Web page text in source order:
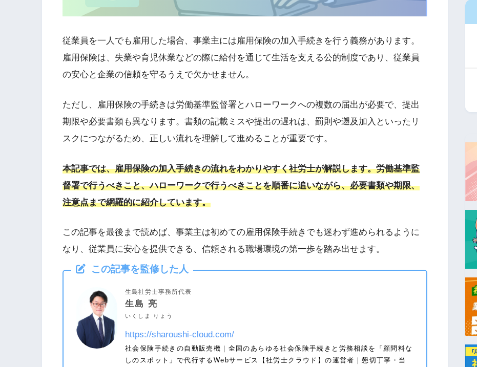
従業員を一人でも雇用した場合、事業主には雇用保険の加入手続きを行う義務があります。
雇用保険は、失業や育児休業などの際に給付を通じて生活を支える公的制度であり、従業員
の安心と企業の信頼を守るうえで欠かせません。
ただし、雇用保険の手続きは労働基準監督署とハローワークへの複数の届出が必要で、提出
期限や必要書類も異なります。書類の記載ミスや提出の遅れは、罰則や遡及加入といったリ
スクにつながるため、正しい流れを理解して進めることが重要です。
本記事では、雇用保険の加入手続きの流れをわかりやすく社労士が解説します。労働基準監
督署で行うべきこと、ハローワークで行うべきことを順番に追いながら、必要書類や期限、
注意点まで網羅的に紹介しています。
この記事を最後まで読めば、事業主は初めての雇用保険手続きでも迷わず進められるように
なり、従業員に安心を提供できる、信頼される職場環境の第一歩を踏み出せます。
この記事を監修した人
生島社労士事務所代表
生島 亮
いくしま りょう
https://sharoushi-cloud.com/
社会保険手続きの自動販売機｜全国のあらゆる社会保険手続きと労務相談を「顧問料な
しのスポット」で代行するWebサービス【社労士クラウド】の運営者｜懇切丁寧・当